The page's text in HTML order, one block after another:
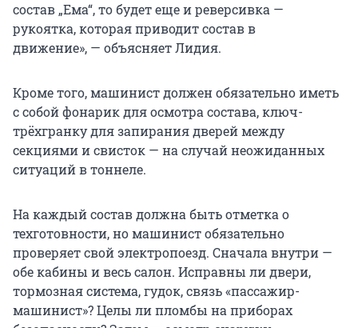
состав „Ема“, то будет еще и реверсивка —
рукоятка, которая приводит состав в
движение», — объясняет Лидия.
Кроме того, машинист должен обязательно иметь
с собой фонарик для осмотра состава, ключ-
трёхгранку для запирания дверей между
секциями и свисток — на случай неожиданных
ситуаций в тоннеле.
На каждый состав должна быть отметка о
техготовности, но машинист обязательно
проверяет свой электропоезд. Сначала внутри —
обе кабины и весь салон. Исправны ли двери,
тормозная система, гудок, связь «пассажир-
машинист»? Целы ли пломбы на приборах